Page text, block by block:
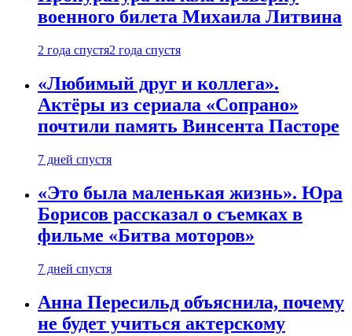
военного билета Михаила Литвина
2 года спустя2 года спустя
«Любимый друг и коллега».
Актёры из сериала «Сопрано»
почтили память Винсента Пасторе
7 дней спустя
«Это была маленькая жизнь». Юра
Борисов рассказал о съемках в
фильме «Битва моторов»
7 дней спустя
Анна Пересильд объяснила, почему
не будет учиться актерскому